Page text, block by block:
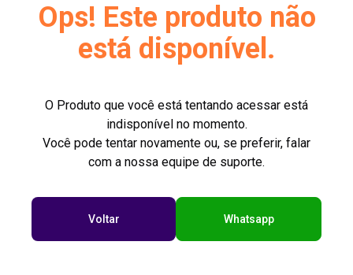
Ops! Este produto não
está disponível.
O Produto que você está tentando acessar está
indisponível no momento.
Você pode tentar novamente ou, se preferir, falar
com a nossa equipe de suporte.
Voltar Whatsapp